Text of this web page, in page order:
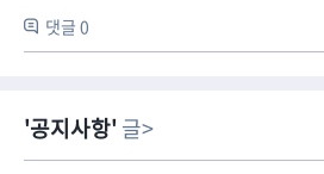
댓글 0
공지사항 글